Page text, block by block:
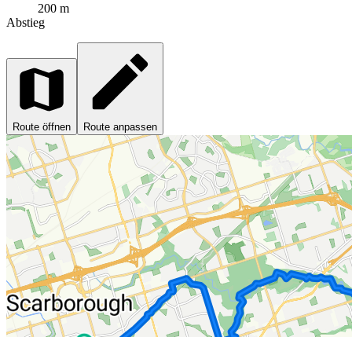
200 m
Abstieg
Route öffnen Route anpassen